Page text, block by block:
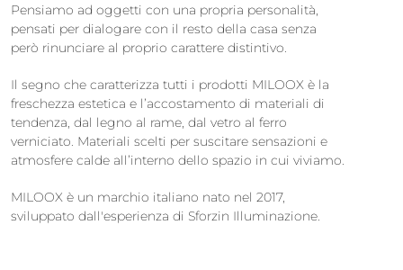
Pensiamo ad oggetti con una propria personalità,
pensati per dialogare con il resto della casa senza
però rinunciare al proprio carattere distintivo.
Il segno che caratterizza tutti i prodotti MILOOX è la
freschezza estetica e l’accostamento di materiali di
tendenza, dal legno al rame, dal vetro al ferro
verniciato. Materiali scelti per suscitare sensazioni e
atmosfere calde all’interno dello spazio in cui viviamo.
MILOOX è un marchio italiano nato nel 2017,
sviluppato dall'esperienza di Sforzin Illuminazione.